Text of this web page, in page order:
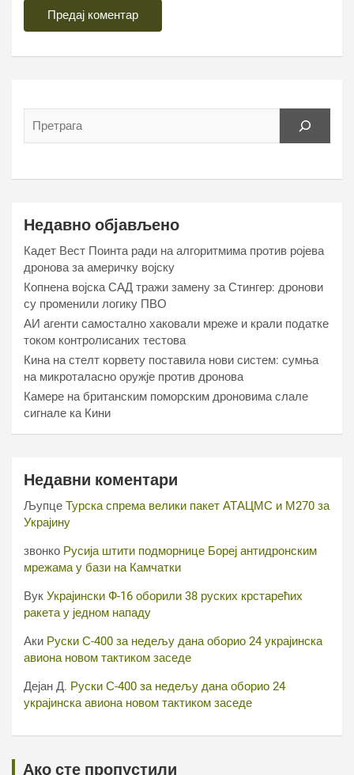
Недавно објављено
Кадет Вест Поинта ради на алгоритмима против ројева
дронова за америчку војску
Копнена војска САД тражи замену за Стингер: дронови
су променили логику ПВО
АИ агенти самостално хаковали мреже и крали податке
током контролисаних тестова
Кина на стелт корвету поставила нови систем: сумња
на микроталасно оружје против дронова
Камере на британским поморским дроновима слале
сигнале ка Кини
Недавни коментари
Љупце Турска спрема велики пакет АТАЦМС и М270 за
Украјину
звонко Русија штити подморнице Бореј антидронским
мрежама у бази на Камчатки
Вук Украјински Ф-16 оборили 38 руских крстарећих
ракета у једном нападу
Аки Руски С-400 за недељу дана оборио 24 украјинска
авиона новом тактиком заседе
Дејан Д. Руски С-400 за недељу дана оборио 24
украјинска авиона новом тактиком заседе
Ако сте пропустили